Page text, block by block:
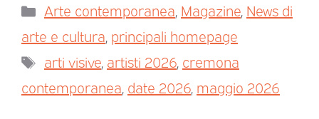
Arte contemporanea Magazine News di
arte e cultura principali homepage
arti visive artisti 2026 cremona
contemporanea date 2026 maggio 2026